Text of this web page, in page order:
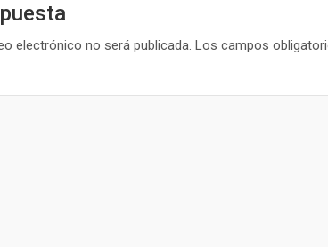
electrónico no será publicada. Los campos